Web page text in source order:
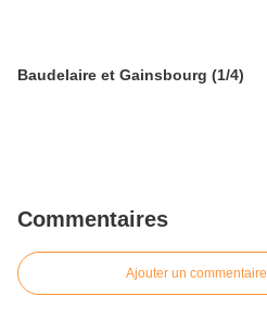
Baudelaire et Gainsbourg (1/4)
Commentaires
Ajouter un commentaire